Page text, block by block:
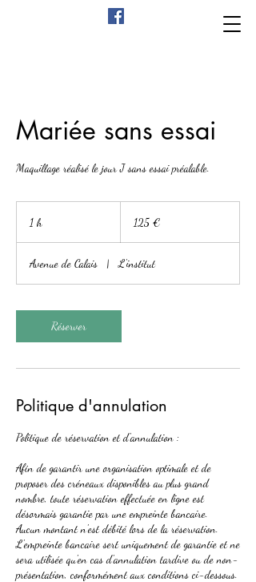
Mariée sans essai
Maquillage réalisé le jour J sans essai préalable.
1 h 125 €
Avenue de Calais | L'institut
Réserver
Politique d'annulation
Politique de réservation et d'annulation :
Afin de garantir une organisation optimale et de
proposer des créneaux disponibles au plus grand
nombre, toute réservation effectuée en ligne est
désormais garantie par une empreinte bancaire.
Aucun montant n'est débité lors de la réservation.
L'empreinte bancaire sert uniquement de garantie et ne
sera utilisée qu'en cas d'annulation tardive ou de non-
présentation, conformément aux conditions ci-dessous.